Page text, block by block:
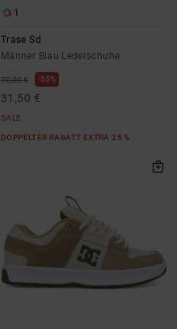
1
Trase Sd
Männer Blau Lederschuhe
70,00 € 55%
31,50 €
SALE
DOPPELTER RABATT EXTRA 25 %